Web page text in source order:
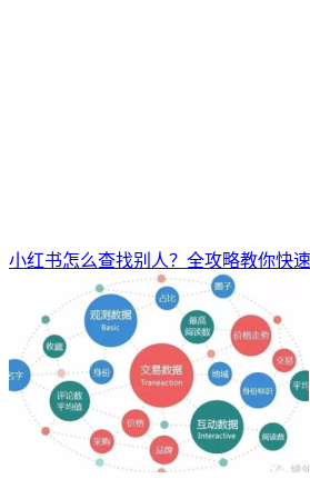
小红书怎么查找别人？全攻略教你快